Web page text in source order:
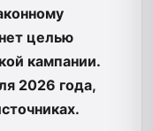
целью
кампании.
2026 года,